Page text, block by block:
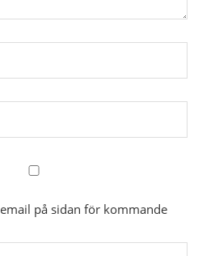
på sidan för kommande